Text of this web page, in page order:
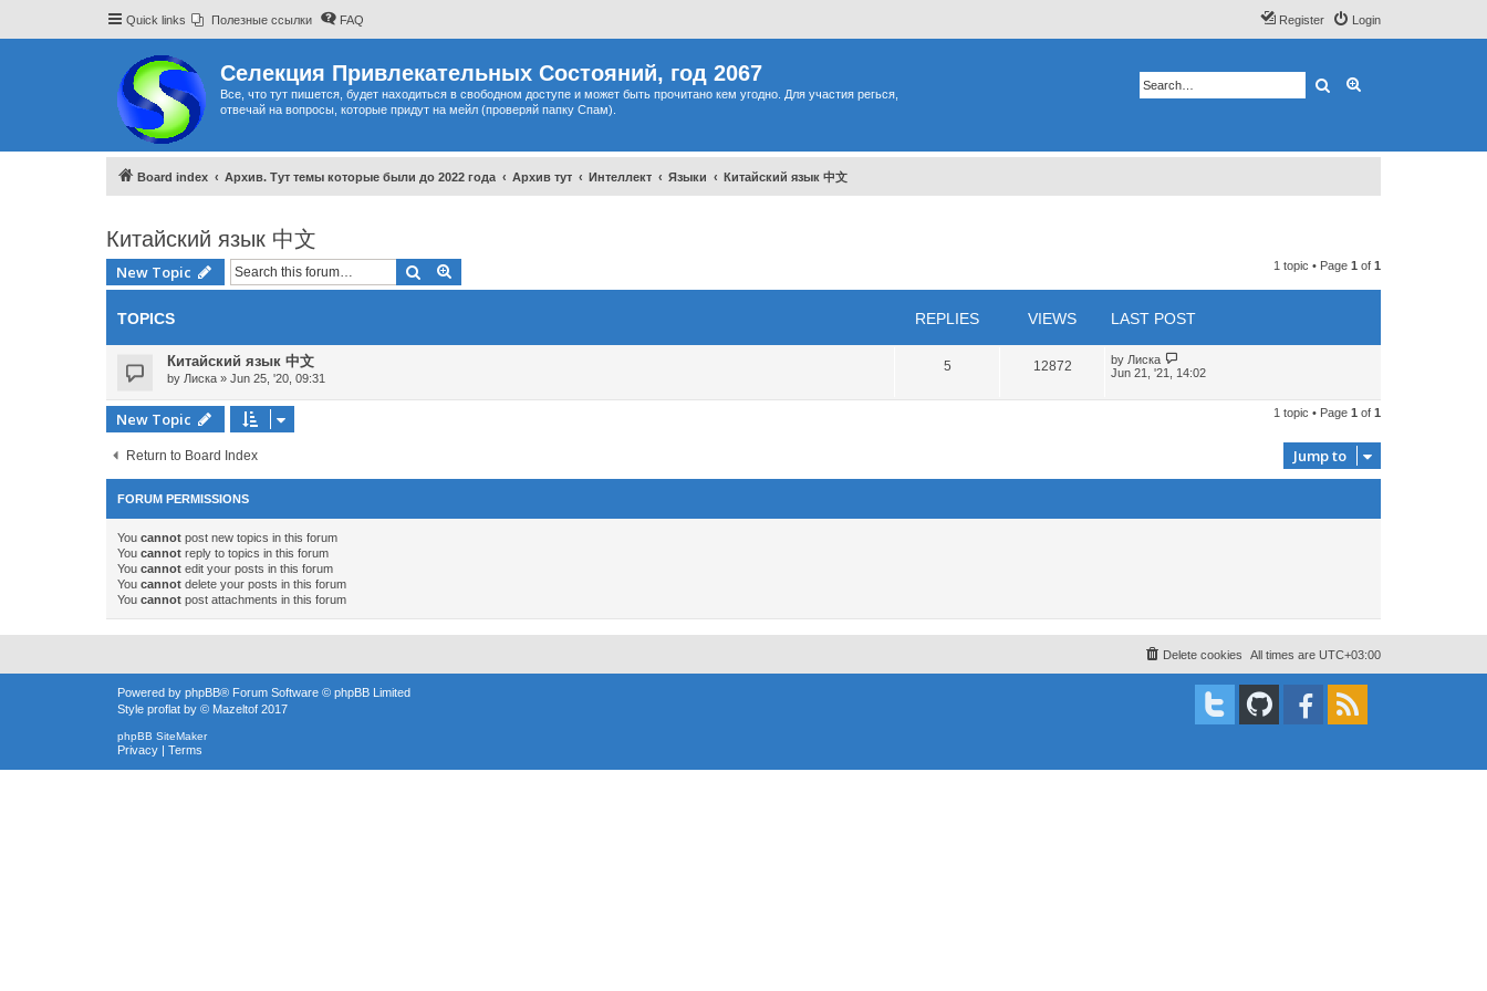
Quick links Полезные ссылки FAQ Login
Register
Селекция Привлекательных Состояний, год 2067
Все, что тут пишется, будет находиться в свободном доступе и может быть прочитано кем угодно. Для участия регься,
отвечай на вопросы, которые придут на мейл (проверяй папку Спам).
Search
Board index Архив. Тут темы которые были до 2022 года Архив тут Интеллект Языки Китайский язык 中文
Китайский язык 中文
New Topic Search 1 topic • Page 1 of 1
TOPICS REPLIES VIEWS LAST POST
Китайский язык 中文
by Лиска » Jun 25, '20, 09:31
5 12872 by Лиска
Jun 21, '21, 14:02
New Topic 1 topic • Page 1 of 1
Return to Board Index Jump to
FORUM PERMISSIONS
You cannot post new topics in this forum
You cannot reply to topics in this forum
You cannot edit your posts in this forum
You cannot delete your posts in this forum
You cannot post attachments in this forum
All times are UTC+03:00
Delete cookies
Powered by phpBB® Forum Software © phpBB Limited
Style proflat by © Mazeltof 2017
phpBB SiteMaker
Privacy | Terms